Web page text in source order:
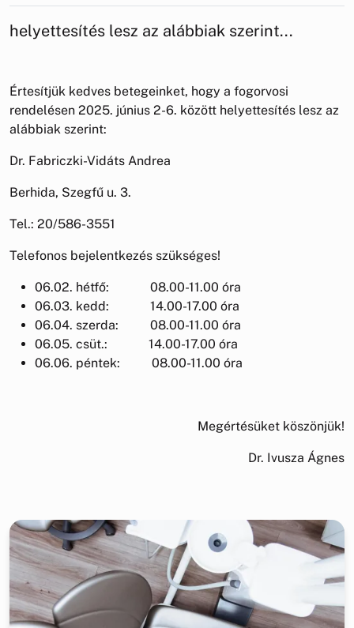
helyettesítés lesz az alábbiak szerint...
Értesítjük kedves betegeinket, hogy a fogorvosi
rendelésen 2025. június 2-6. között helyettesítés lesz az
alábbiak szerint:
Dr. Fabriczki-Vidáts Andrea
Berhida, Szegfű u. 3.
Tel.: 20/586-3551
Telefonos bejelentkezés szükséges!
06.02. hétfő: 08.00-11.00 óra
06.03. kedd: 14.00-17.00 óra
06.04. szerda: 08.00-11.00 óra
06.05. csüt.: 14.00-17.00 óra
06.06. péntek: 08.00-11.00 óra
Megértésüket köszönjük!
Dr. Ivusza Ágnes